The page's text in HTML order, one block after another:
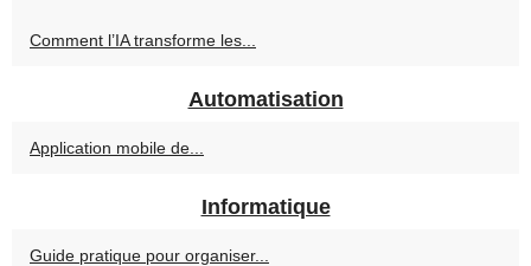
Comment l’IA transforme les...
Automatisation
Application mobile de...
Informatique
Guide pratique pour organiser...